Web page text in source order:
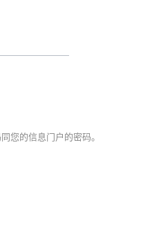
您的信息门户的密码。